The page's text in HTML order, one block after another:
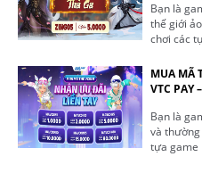
Bạn là
thế giới
chơi các
ZING05,
qua VTC
kiệm,
ngày.
MUA MÃ
VTC PAY
Bạn là
và
tựa game